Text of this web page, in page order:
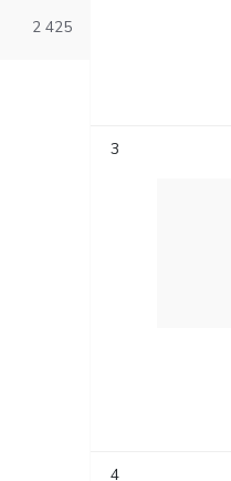
2 425
3
4